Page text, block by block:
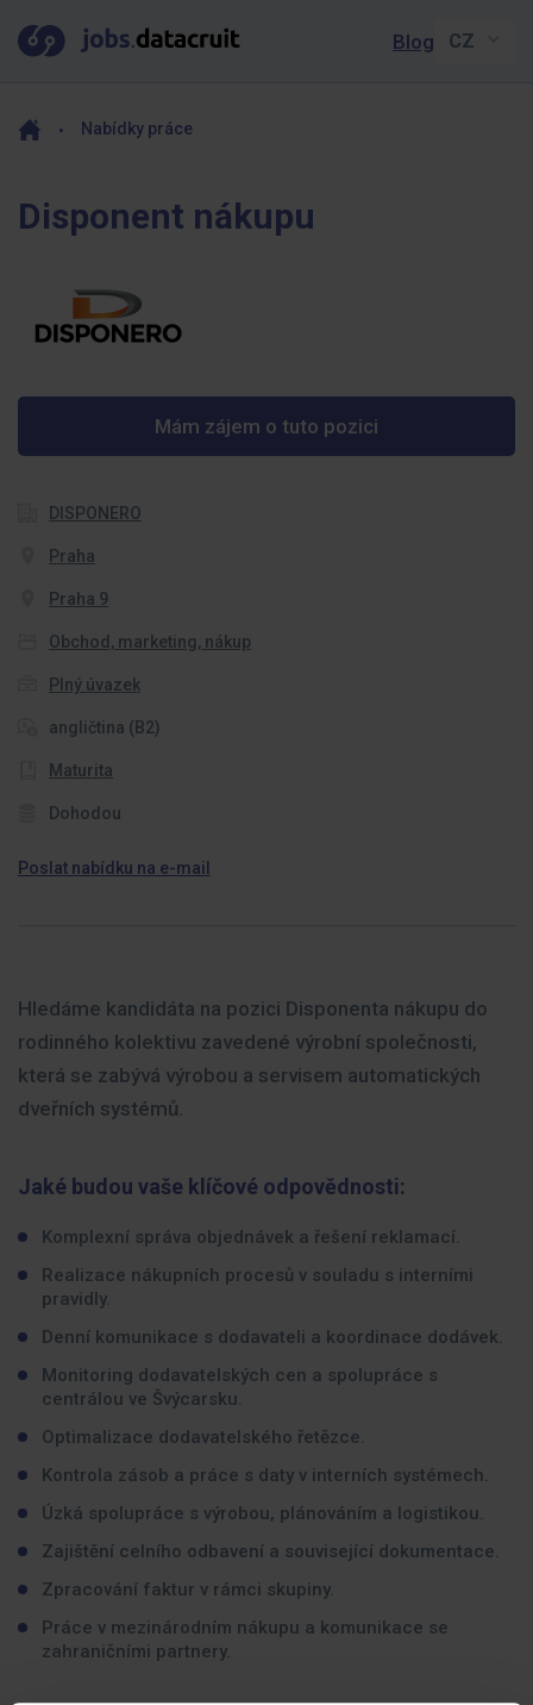
Blog
Nabídky práce
Disponent nákupu
Mám zájem o tuto pozici
DISPONERO
Praha
Praha 9
Obchod, marketing, nákup
Plný úvazek
angličtina (B2)
Maturita
Dohodou
Poslat nabídku na e-mail
Hledáme kandidáta na pozici Disponenta nákupu do
rodinného kolektivu zavedené výrobní společnosti,
která se zabývá výrobou a servisem automatických
dveřních systémů.
Jaké budou vaše klíčové odpovědnosti:
Komplexní správa objednávek a řešení reklamací.
Realizace nákupních procesů v souladu s interními
pravidly.
Denní komunikace s dodavateli a koordinace dodávek.
Monitoring dodavatelských cen a spolupráce s
centrálou ve Švýcarsku.
Optimalizace dodavatelského řetězce.
Kontrola zásob a práce s daty v interních systémech.
Úzká spolupráce s výrobou, plánováním a logistikou.
Zajištění celního odbavení a související dokumentace.
Zpracování faktur v rámci skupiny.
Práce v mezinárodním nákupu a komunikace se
zahraničními partnery.